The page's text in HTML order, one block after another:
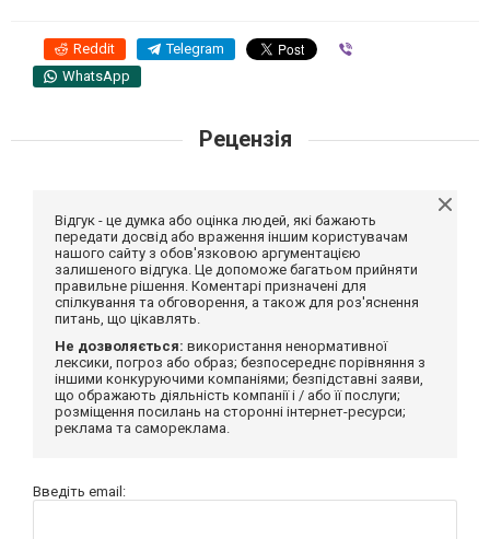
Reddit Telegram
WhatsApp
Рецензія
Відгук - це думка або оцінка людей, які бажають
передати досвід або враження іншим користувачам
нашого сайту з обов'язковою аргументацією
залишеного відгука. Це допоможе багатьом прийняти
правильне рішення. Коментарі призначені для
спілкування та обговорення, а також для роз'яснення
питань, що цікавлять.
Не дозволяється: використання ненормативної
лексики, погроз або образ; безпосереднє порівняння з
іншими конкуруючими компаніями; безпідставні заяви,
що ображають діяльність компанії і / або її послуги;
розміщення посилань на сторонні інтернет-ресурси;
реклама та самореклама.
Введіть email: